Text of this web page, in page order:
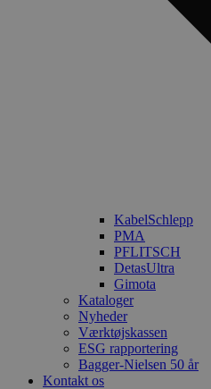
KabelSchlepp
PMA
PFLITSCH
DetasUltra
Gimota
Kataloger
Nyheder
Værktøjskassen
ESG rapportering
Bagger-Nielsen 50 år
Kontakt os